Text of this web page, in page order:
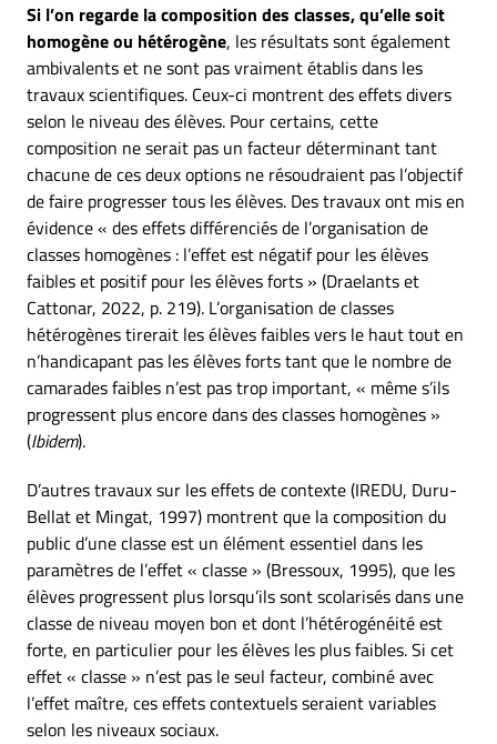
Si l’on regarde la composition des classes, qu’elle soit
homogène ou hétérogène, les résultats sont également
ambivalents et ne sont pas vraiment établis dans les
travaux scientifiques. Ceux-ci montrent des effets divers
selon le niveau des élèves. Pour certains, cette
composition ne serait pas un facteur déterminant tant
chacune de ces deux options ne résoudraient pas l’objectif
de faire progresser tous les élèves. Des travaux ont mis en
évidence « des effets différenciés de l’organisation de
classes homogènes : l’effet est négatif pour les élèves
faibles et positif pour les élèves forts » (Draelants et
Cattonar, 2022, p. 219). L’organisation de classes
hétérogènes tirerait les élèves faibles vers le haut tout en
n’handicapant pas les élèves forts tant que le nombre de
camarades faibles n’est pas trop important, « même s’ils
progressent plus encore dans des classes homogènes »
(Ibidem).
D’autres travaux sur les effets de contexte (IREDU, Duru-
Bellat et Mingat, 1997) montrent que la composition du
public d’une classe est un élément essentiel dans les
paramètres de l’effet « classe » (Bressoux, 1995), que les
élèves progressent plus lorsqu’ils sont scolarisés dans une
classe de niveau moyen bon et dont l’hétérogénéité est
forte, en particulier pour les élèves les plus faibles. Si cet
effet « classe » n’est pas le seul facteur, combiné avec
l’effet maître, ces effets contextuels seraient variables
selon les niveaux sociaux.